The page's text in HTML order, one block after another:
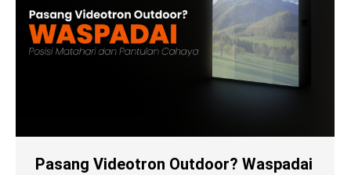
Pasang Videotron Outdoor? Waspadai